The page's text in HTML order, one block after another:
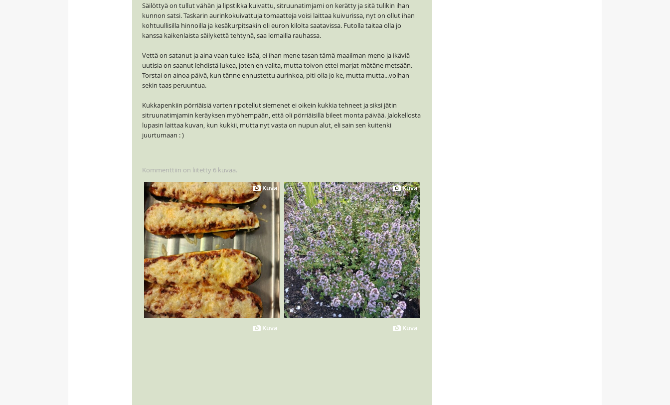
Säilöttyä on tullut vähän ja lipstikka kuivattu, sitruunatimjami on kerätty ja sitä tulikin ihan
kunnon satsi. Taskarin aurinkokuivattuja tomaatteja voisi laittaa kuivurissa, nyt on ollut ihan
kohtuullisilla hinnoilla ja kesäkurpitsakin oli euron kilolta saatavissa. Futolla taitaa olla jo
kanssa kaikenlaista säilykettä tehtynä, saa lomailla rauhassa.
Vettä on satanut ja aina vaan tulee lisää, ei ihan mene tasan tämä maailman meno ja ikäviä
uutisia on saanut lehdistä lukea, joten en valita, mutta toivon ettei marjat mätäne metsään.
Torstai on ainoa päivä, kun tänne ennustettu aurinkoa, piti olla jo ke, mutta mutta...voihan
sekin taas peruuntua.
Kukkapenkiin pörriäisiä varten ripotellut siemenet ei oikein kukkia tehneet ja siksi jätin
sitruunatimjamin keräyksen myöhempään, että oli pörriäisillä bileet monta päivää. Jalokellosta
lupasin laittaa kuvan, kun kukkii, mutta nyt vasta on nupun alut, eli sain sen kuitenki
juurtumaan : )
Kommenttiin on liitetty 6 kuvaa.
Kuva Kuva
Kuva Kuva